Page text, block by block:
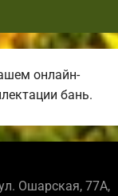
онлайн-
бань.
Ошарская, 77А,